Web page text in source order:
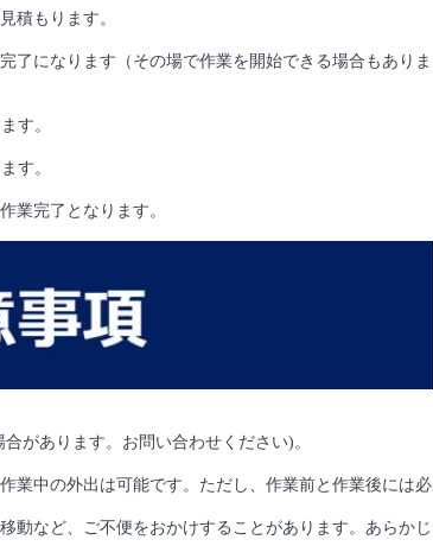
積もります。
了になります（その場で作業を開始できる場合もありま
す。
す。
業完了となります。
があります。お問い合わせください)。
業中の外出は可能です。ただし、作業前と作業後には必
動など、ご不便をおかけすることがあります。あらかじ